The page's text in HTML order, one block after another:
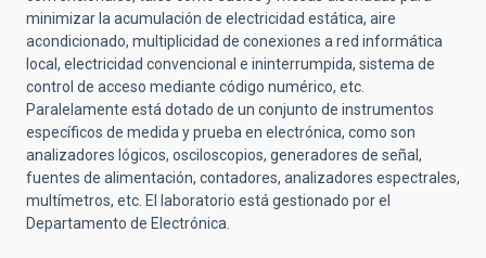
minimizar la acumulación de electricidad estática, aire
acondicionado, multiplicidad de conexiones a red informática
local, electricidad convencional e ininterrumpida, sistema de
control de acceso mediante código numérico, etc.
Paralelamente está dotado de un conjunto de instrumentos
específicos de medida y prueba en electrónica, como son
analizadores lógicos, osciloscopios, generadores de señal,
fuentes de alimentación, contadores, analizadores espectrales,
multímetros, etc. El laboratorio está gestionado por el
Departamento de Electrónica.